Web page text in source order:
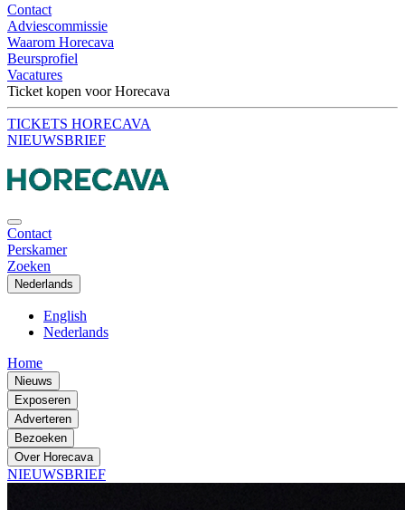
Contact
Adviescommissie
Waarom Horecava
Beursprofiel
Vacatures
Ticket kopen voor Horecava
TICKETS HORECAVA
NIEUWSBRIEF
Contact
Perskamer
Zoeken
Nederlands
English
Nederlands
Home
Nieuws
Exposeren
Adverteren
Bezoeken
Over Horecava
NIEUWSBRIEF